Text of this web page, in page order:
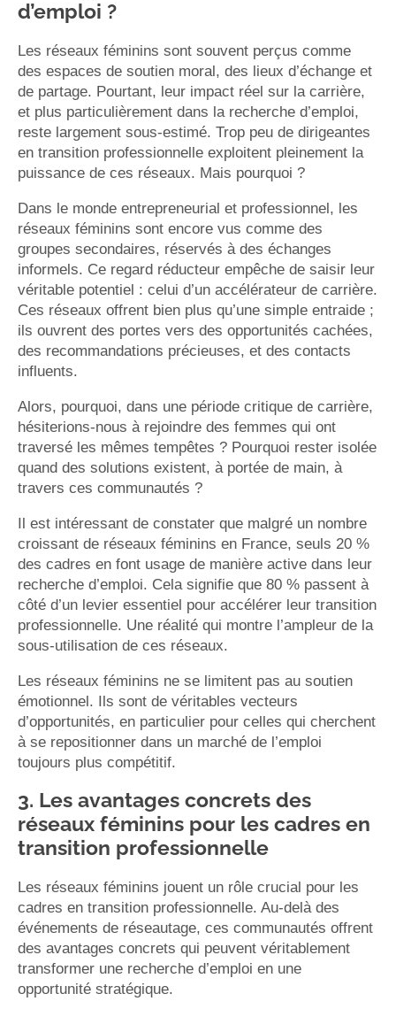
d’emploi ?
Les réseaux féminins sont souvent perçus comme
des espaces de soutien moral, des lieux d’échange et
de partage. Pourtant, leur impact réel sur la carrière,
et plus particulièrement dans la recherche d’emploi,
reste largement sous-estimé. Trop peu de dirigeantes
en transition professionnelle exploitent pleinement la
puissance de ces réseaux. Mais pourquoi ?
Dans le monde entrepreneurial et professionnel, les
réseaux féminins sont encore vus comme des
groupes secondaires, réservés à des échanges
informels. Ce regard réducteur empêche de saisir leur
véritable potentiel : celui d’un accélérateur de carrière.
Ces réseaux offrent bien plus qu’une simple entraide ;
ils ouvrent des portes vers des opportunités cachées,
des recommandations précieuses, et des contacts
influents.
Alors, pourquoi, dans une période critique de carrière,
hésiterions-nous à rejoindre des femmes qui ont
traversé les mêmes tempêtes ? Pourquoi rester isolée
quand des solutions existent, à portée de main, à
travers ces communautés ?
Il est intéressant de constater que malgré un nombre
croissant de réseaux féminins en France, seuls 20 %
des cadres en font usage de manière active dans leur
recherche d’emploi. Cela signifie que 80 % passent à
côté d’un levier essentiel pour accélérer leur transition
professionnelle. Une réalité qui montre l’ampleur de la
sous-utilisation de ces réseaux.
Les réseaux féminins ne se limitent pas au soutien
émotionnel. Ils sont de véritables vecteurs
d’opportunités, en particulier pour celles qui cherchent
à se repositionner dans un marché de l’emploi
toujours plus compétitif.
3. Les avantages concrets des
réseaux féminins pour les cadres en
transition professionnelle
Les réseaux féminins jouent un rôle crucial pour les
cadres en transition professionnelle. Au-delà des
événements de réseautage, ces communautés offrent
des avantages concrets qui peuvent véritablement
transformer une recherche d’emploi en une
opportunité stratégique.